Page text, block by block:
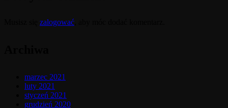
zalogować
marzec 2021
luty 2021
styczeń 2021
grudzień 2020